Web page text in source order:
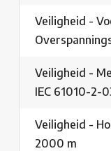
Veiligheid -
Veiligheid -
IEC 61010-2-
Veiligheid -
2000 m